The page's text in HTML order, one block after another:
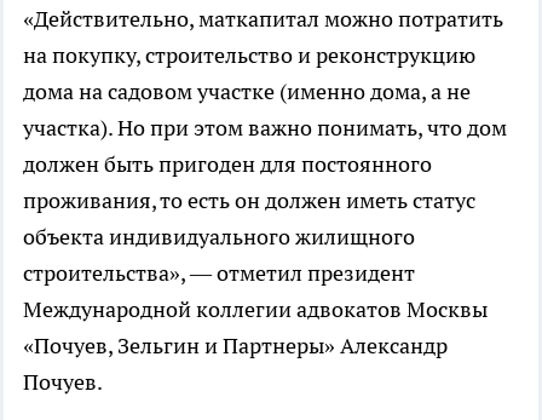
«Действительно, маткапитал можно потратить
на покупку, строительство и реконструкцию
дома на садовом участке (именно дома, а не
участка). Но при этом важно понимать, что дом
должен быть пригоден для постоянного
проживания, то есть он должен иметь статус
объекта индивидуального жилищного
строительства», — отметил президент
Международной коллегии адвокатов Москвы
«Почуев, Зельгин и Партнеры» Александр
Почуев.